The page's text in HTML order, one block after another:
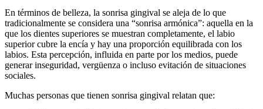
En términos de belleza, la sonrisa gingival se aleja de lo que
tradicionalmente se considera una “sonrisa armónica”: aquella en la
que los dientes superiores se muestran completamente, el labio
superior cubre la encía y hay una proporción equilibrada con los
labios. Esta percepción, influida en parte por los medios, puede
generar inseguridad, vergüenza o incluso evitación de situaciones
sociales.
Muchas personas que tienen sonrisa gingival relatan que: